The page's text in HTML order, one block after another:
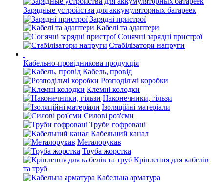
Зарядные устройства для аккумуляторных батареек
Зарядні пристрої
Кабелі та адаптери
Сонячні зарядні пристрої
Стабілізатори напруги
Кабельно-провідникова продукція
Кабель, провід
Розподільчі коробки
Клемні колодки
Наконечники, гільзи
Ізоляційні матеріали
Силові роз'єми
Труби гофровані
Кабельний канал
Металорукав
Труба жорстка
Кріплення для кабелів
та труб
Кабельна арматура